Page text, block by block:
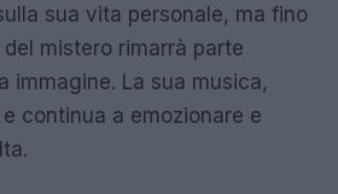
sua vita personale, ma fino
mistero rimarrà parte
immagine. La sua musica,
continua a emozionare e